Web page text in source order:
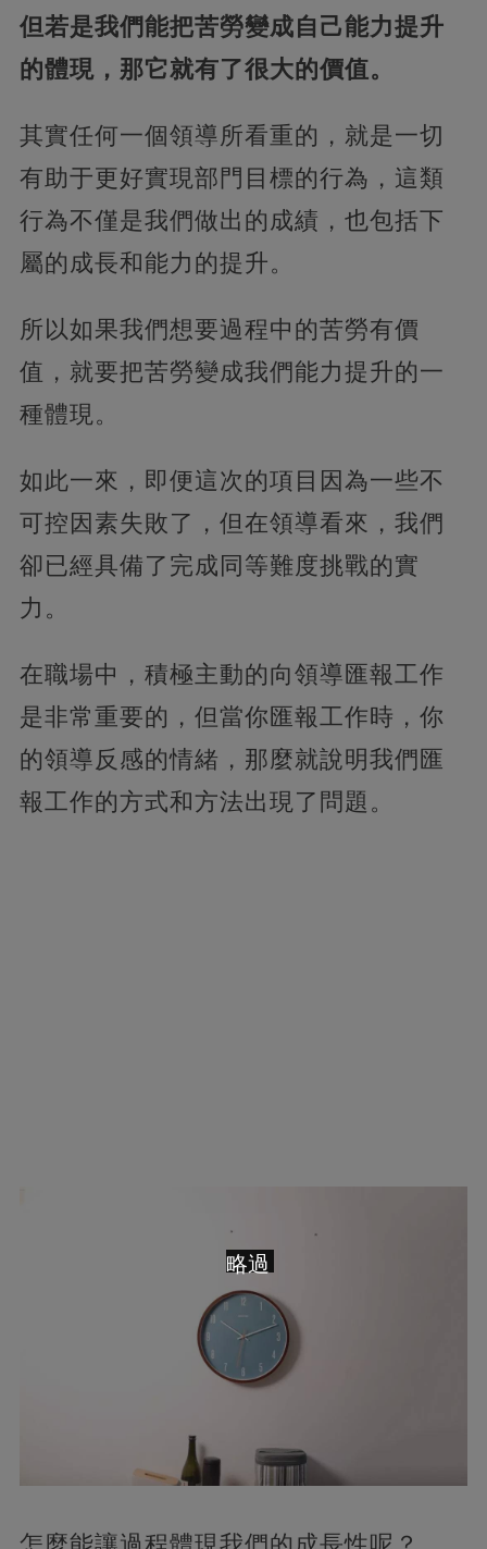
但若是我們能把苦勞變成自己能力提升
的體現，那它就有了很大的價值。
其實任何一個領導所看重的，就是一切
有助于更好實現部門目標的行為，這類
行為不僅是我們做出的成績，也包括下
屬的成長和能力的提升。
所以如果我們想要過程中的苦勞有價
值，就要把苦勞變成我們能力提升的一
種體現。
如此一來，即便這次的項目因為一些不
可控因素失敗了，但在領導看來，我們
卻已經具備了完成同等難度挑戰的實
力。
在職場中，積極主動的向領導匯報工作
是非常重要的，但當你匯報工作時，你
的領導反感的情緒，那麼就說明我們匯
報工作的方式和方法出現了問題。
略過